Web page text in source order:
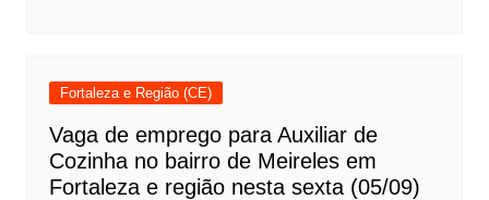
Fortaleza e Região (CE)
Vaga de emprego para Auxiliar de
Cozinha no bairro de Meireles em
Fortaleza e região nesta sexta (05/09)